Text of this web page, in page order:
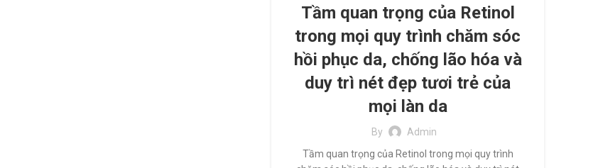
Tầm quan trọng của Retinol
trong mọi quy trình chăm sóc
hồi phục da, chống lão hóa và
duy trì nét đẹp tươi trẻ của
mọi làn da
By
Admin
Tầm quan trọng của Retinol trong mọi quy trình